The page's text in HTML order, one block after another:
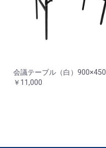
会議テーブル（白）900×450
￥11,000